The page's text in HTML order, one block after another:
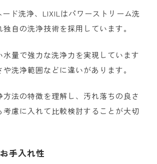
ド洗浄、LIXILはパワーストリーム洗
自の洗浄技術を採用しています。
水量で強力な洗浄力を実現しています
洗浄範囲などに違いがあります。
方法の特徴を理解し、汚れ落ちの良さ
考慮に入れて比較検討することが大切
手入れ性